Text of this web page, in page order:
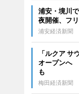
浦安・境川
夜開催、フ
浦安経済新聞
「ルクア サ
オープンへ
も
梅田経済新聞